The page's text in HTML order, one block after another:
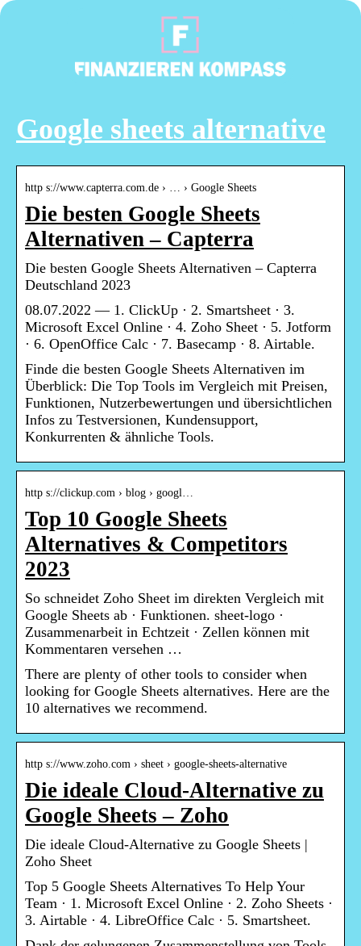
Google sheets alternative
http s://www.capterra.com.de › … › Google Sheets
Die besten Google Sheets
Alternativen – Capterra
Die besten Google Sheets Alternativen – Capterra
Deutschland 2023
08.07.2022 — 1. ClickUp · 2. Smartsheet · 3.
Microsoft Excel Online · 4. Zoho Sheet · 5. Jotform
· 6. OpenOffice Calc · 7. Basecamp · 8. Airtable.
Finde die besten Google Sheets Alternativen im
Überblick: Die Top Tools im Vergleich mit Preisen,
Funktionen, Nutzerbewertungen und übersichtlichen
Infos zu Testversionen, Kundensupport,
Konkurrenten & ähnliche Tools.
http s://clickup.com › blog › googl…
Top 10 Google Sheets
Alternatives & Competitors
2023
So schneidet Zoho Sheet im direkten Vergleich mit
Google Sheets ab · Funktionen. sheet-logo ·
Zusammenarbeit in Echtzeit · Zellen können mit
Kommentaren versehen …
There are plenty of other tools to consider when
looking for Google Sheets alternatives. Here are the
10 alternatives we recommend.
http s://www.zoho.com › sheet › google-sheets-alternative
Die ideale Cloud-Alternative zu
Google Sheets – Zoho
Die ideale Cloud-Alternative zu Google Sheets |
Zoho Sheet
Top 5 Google Sheets Alternatives To Help Your
Team · 1. Microsoft Excel Online · 2. Zoho Sheets ·
3. Airtable · 4. LibreOffice Calc · 5. Smartsheet.